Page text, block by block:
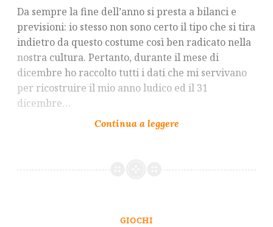
Da sempre la fine dell’anno si presta a bilanci e
previsioni: io stesso non sono certo il tipo che si tira
indietro da questo costume così ben radicato nella
nostra cultura. Pertanto, durante il mese di
dicembre ho raccolto tutti i dati che mi servivano
per ricostruire il mio anno ludico ed il 31
dicembre…
GIOCHI